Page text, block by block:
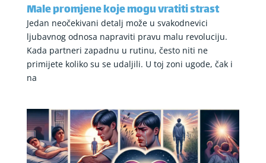
Male promjene koje mogu vratiti strast
Jedan neočekivani detalj može u svakodnevici
ljubavnog odnosa napraviti pravu malu revoluciju.
Kada partneri zapadnu u rutinu, često niti ne
primijete koliko su se udaljili. U toj zoni ugode, čak i
na